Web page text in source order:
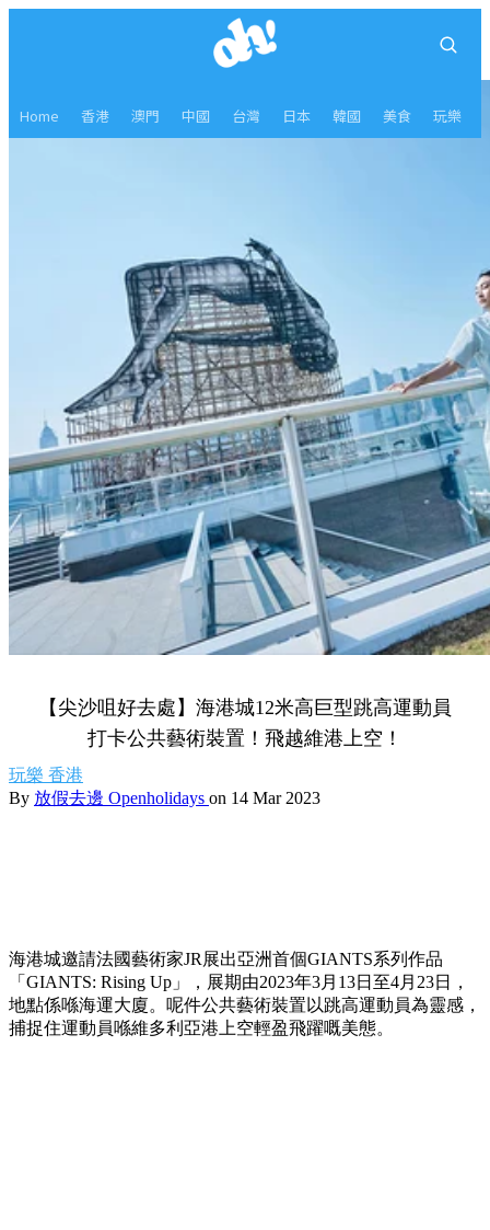
Home 香港 澳門 中國 台灣 日本 韓國 美食 玩樂
【尖沙咀好去處】海港城12米高巨型跳高運動員
打卡公共藝術裝置！飛越維港上空！
玩樂 香港
By 放假去邊 Openholidays on 14 Mar 2023
海港城邀請法國藝術家JR展出亞洲首個GIANTS系列作品
「GIANTS: Rising Up」，展期由2023年3月13日至4月23日，
地點係喺海運大廈。呢件公共藝術裝置以跳高運動員為靈感，
捕捉住運動員喺維多利亞港上空輕盈飛躍嘅美態。